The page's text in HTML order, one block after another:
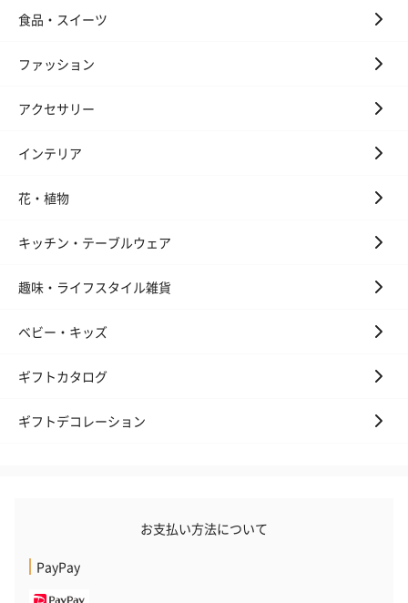
食品・スイーツ
ファッション
アクセサリー
インテリア
花・植物
キッチン・テーブルウェア
趣味・ライフスタイル雑貨
ベビー・キッズ
ギフトカタログ
ギフトデコレーション
お支払い方法について
PayPay